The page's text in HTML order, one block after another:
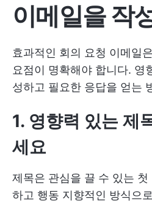
이메일을 작
효과적인 회의 요청 이메일
요점이 명확해야 합니다. 영
성하고 필요한 응답을 얻는
1. 영향력 있는 제
세요
제목은 관심을 끌 수 있는
하고 행동 지향적인 방식으